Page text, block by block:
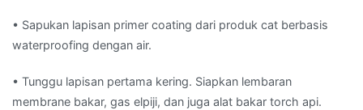
• Sapukan lapisan primer coating dari produk cat berbasis
waterproofing dengan air.
• Tunggu lapisan pertama kering. Siapkan lembaran
membrane bakar, gas elpiji, dan juga alat bakar torch api.